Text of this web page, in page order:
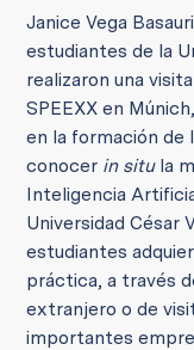
Janice Vega
estudiantes de la
realizaron una
SPEEXX en
en la formación de
conocer in situ la
Inteligencia
Universidad César
estudiantes
práctica, a través
extranjero o de
importantes